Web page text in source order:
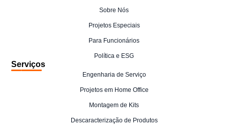
Sobre Nós
Projetos Especiais
Para Funcionários
Política e ESG
Serviços
Engenharia de Serviço
Projetos em Home Office
Montagem de Kits
Descaracterização de Produtos